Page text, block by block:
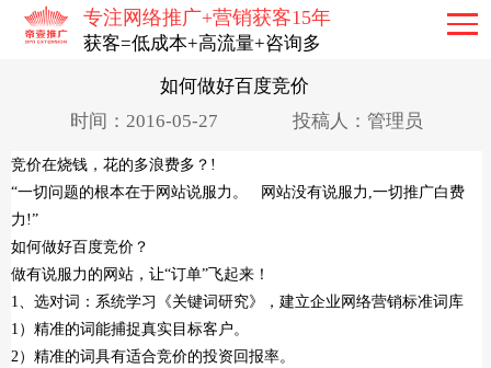
专注网络推广+营销获客15年
获客=低成本+高流量+咨询多
你现在的位置是：首页 »动态资讯
如何做好百度竞价
时间：2016-05-27
投稿人：管理员
竞价在烧钱，花的多浪费多？!
“一切问题的根本在于网站说服力。 网站没有说服力,一切推广白费
力!”
如何做好百度竞价？
做有说服力的网站，让“订单”飞起来！
1、选对词：系统学习《关键词研究》，建立企业网络营销标准词库
1）精准的词能捕捉真实目标客户。
2）精准的词具有适合竞价的投资回报率。